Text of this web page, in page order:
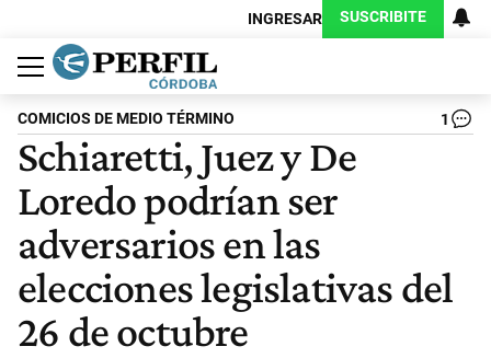
INGRESAR SUSCRIBITE
Política
Economía
Judiciales
Sociedad
Cultura
Espectáculos
Deportes
Protagonistas
COMICIOS DE MEDIO TÉRMINO 1
Schiaretti, Juez y De
Loredo podrían ser
adversarios en las
elecciones legislativas del
26 de octubre